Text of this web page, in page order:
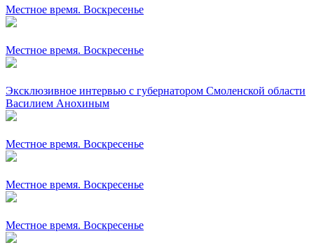
Местное время. Воскресенье
Местное время. Воскресенье
Эксклюзивное интервью с губернатором Смоленской области
Василием Анохиным
Местное время. Воскресенье
Местное время. Воскресенье
Местное время. Воскресенье